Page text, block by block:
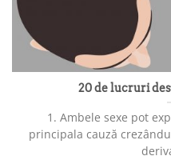
20 de lucruri
1. Ambele sexe pot
principala cauză